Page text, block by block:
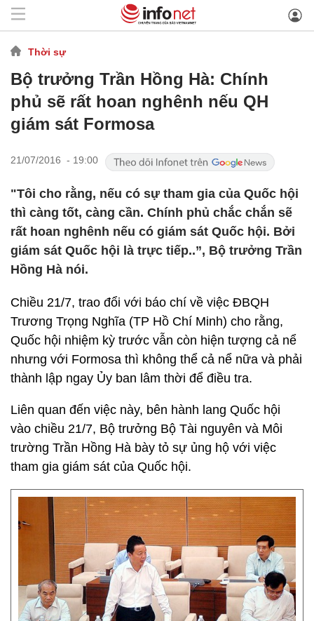
Thời sự
Bộ trưởng Trần Hồng Hà: Chính
phủ sẽ rất hoan nghênh nếu QH
giám sát Formosa
21/07/2016 - 19:00
"Tôi cho rằng, nếu có sự tham gia của Quốc hội
thì càng tốt, càng cần. Chính phủ chắc chắn sẽ
rất hoan nghênh nếu có giám sát Quốc hội. Bởi
giám sát Quốc hội là trực tiếp..”, Bộ trưởng Trần
Hồng Hà nói.
Chiều 21/7, trao đổi với báo chí về việc ĐBQH
Trương Trọng Nghĩa (TP Hồ Chí Minh) cho rằng,
Quốc hội nhiệm kỳ trước vẫn còn hiện tượng cả nể
nhưng với Formosa thì không thể cả nể nữa và phải
thành lập ngay Ủy ban lâm thời để điều tra.
Liên quan đến việc này, bên hành lang Quốc hội
vào chiều 21/7, Bộ trưởng Bộ Tài nguyên và Môi
trường Trần Hồng Hà bày tỏ sự ủng hộ với việc
tham gia giám sát của Quốc hội.